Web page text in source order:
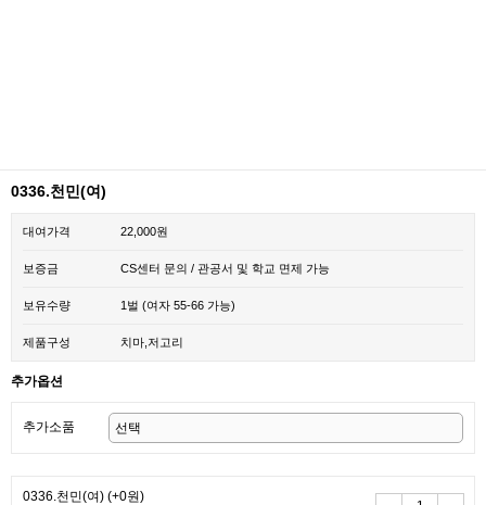
0336.천민(여)
대여가격 22,000원
보증금 CS센터 문의 / 관공서 및 학교 면제 가능
보유수량 1벌 (여자 55-66 가능)
제품구성 치마,저고리
추가옵션
추가소품
0336.천민(여) (+0원)